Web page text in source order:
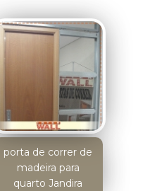
porta de correr de
madeira para
quarto Jandira